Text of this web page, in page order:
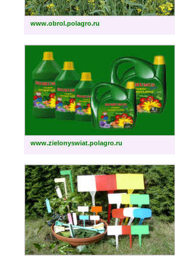
www.obrol.polagro.ru
www.zielonyswiat.polagro.ru